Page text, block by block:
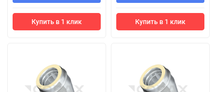
Купить в 1 клик Купить в 1 клик